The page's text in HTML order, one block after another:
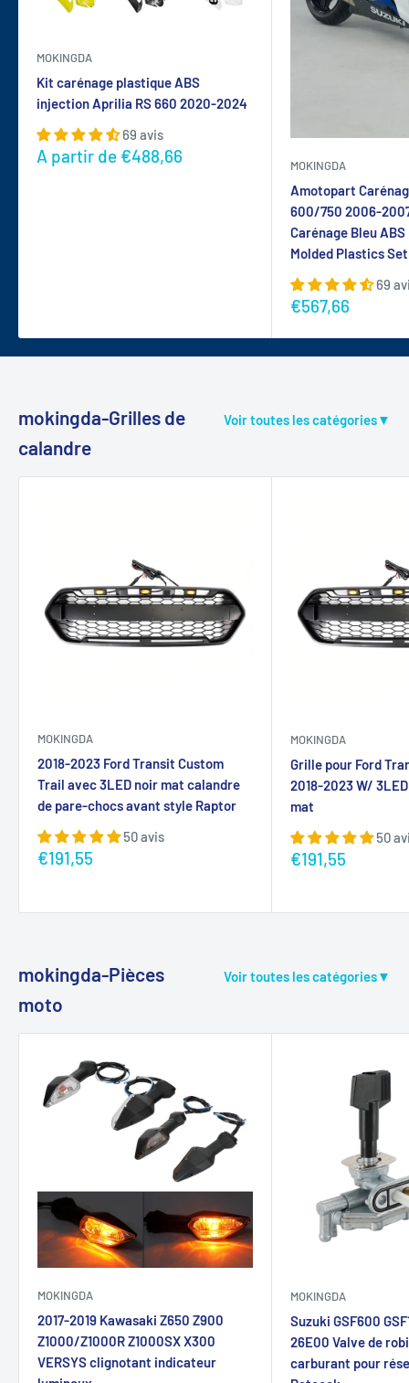
MOKINGDA
Kit carénage plastique ABS
injection Aprilia RS 660 2020-2024
69 avis
Prix
réduit
A partir de €488,66 MOKINGDA
Amotopart
600/750 2006-
Carénage Bleu
Molded Plastics
69
Prix
€567,66
mokingda-Grilles de
calandre
Voir toutes les catégories▼
MOKINGDA
2018-2023 Ford Transit Custom
Trail avec 3LED noir mat calandre
de pare-chocs avant style Raptor
50 avis
Prix
€191,55
MOKINGDA
Grille pour Ford
2018-2023 W/
mat
50
Prix
€191,55
mokingda-Pièces
moto
Voir toutes les catégories▼
MOKINGDA
2017-2019 Kawasaki Z650 Z900
Z1000/Z1000R Z1000SX X300
VERSYS clignotant indicateur
MOKINGDA
Suzuki GSF600
26E00 Valve de
carburant pour